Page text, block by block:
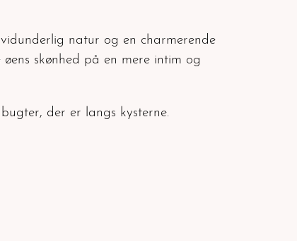
natur og en charmerende
skønhed på en mere intim og
der er langs kysterne.